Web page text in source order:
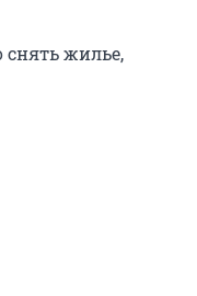
снять жилье,